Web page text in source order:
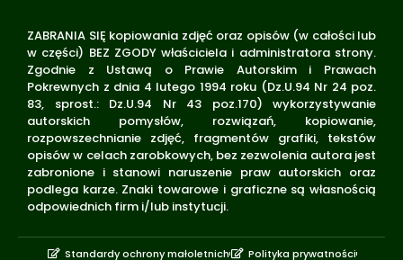
ZABRANIA SIĘ kopiowania zdjęć oraz opisów (w całości lub
w części) BEZ ZGODY właściciela i administratora strony.
Zgodnie z Ustawą o Prawie Autorskim i Prawach
Pokrewnych z dnia 4 lutego 1994 roku (Dz.U.94 Nr 24 poz.
83, sprost.: Dz.U.94 Nr 43 poz.170) wykorzystywanie
autorskich pomysłów, rozwiązań, kopiowanie,
rozpowszechnianie zdjęć, fragmentów grafiki, tekstów
opisów w celach zarobkowych, bez zezwolenia autora jest
zabronione i stanowi naruszenie praw autorskich oraz
podlega karze. Znaki towarowe i graficzne są własnością
odpowiednich firm i/lub instytucji.
Standardy ochrony małoletnich Polityka prywatności